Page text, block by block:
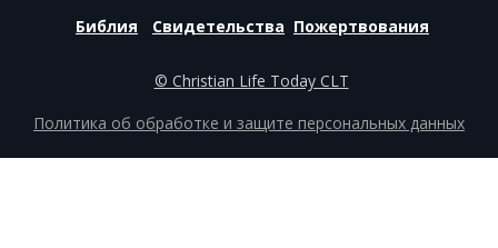
© Christian Life Today CLT
Библия
Свидетельства Пожертвования
Политика об обработке и защите персональных данных